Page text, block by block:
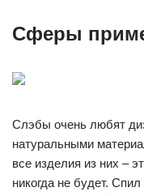
Сферы
Слэбы очень любят
натуральными
все изделия из них –
никогда не будет.